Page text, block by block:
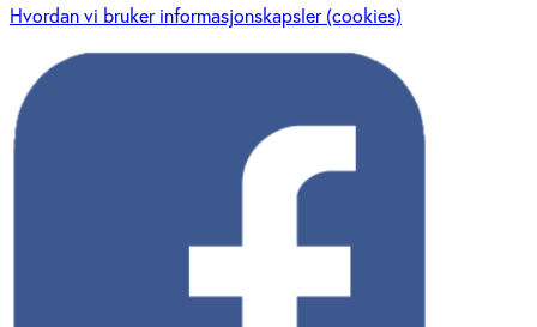
Hvordan vi bruker informasjonskapsler (cookies)